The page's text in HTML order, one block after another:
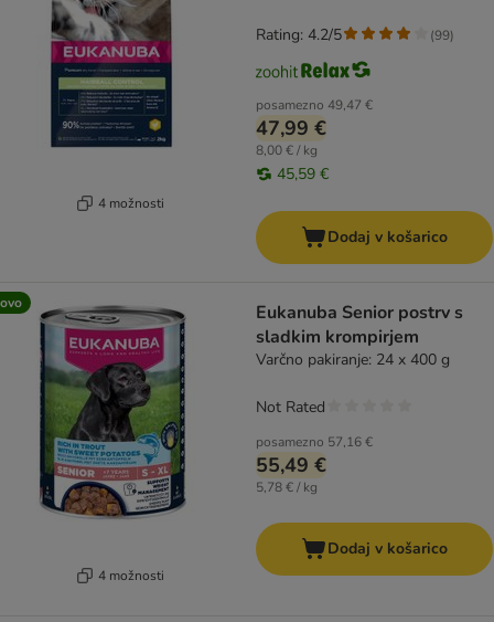
4 možnosti
posamezno 49,47 €
47,99 €
8,00 € / kg
45,59 €
Rating: 4.2/5 (99)
Dodaj v košarico
4 možnosti
Eukanuba Senior postrv s
sladkim krompirjem
Varčno pakiranje: 24 x 400 g
posamezno 57,16 €
55,49 €
5,78 € / kg
Not Rated
Dodaj v košarico